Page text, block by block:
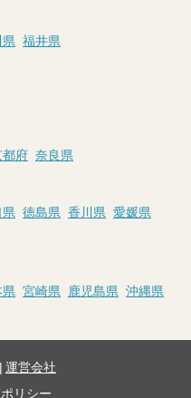
福井県
府 奈良県
徳島県 香川県 愛媛県
宮崎県 鹿児島県 沖縄県
| 運営会社
リシー